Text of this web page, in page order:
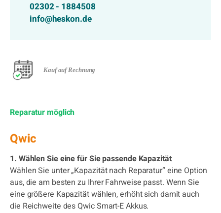
02302 - 1884508
info@heskon.de
Kauf auf Rechnung
Reparatur möglich
Qwic
1. Wählen Sie eine für Sie passende Kapazität
Wählen Sie unter „Kapazität nach Reparatur“ eine Option
aus, die am besten zu Ihrer Fahrweise passt. Wenn Sie
eine größere Kapazität wählen, erhöht sich damit auch
die Reichweite des Qwic Smart-E Akkus.